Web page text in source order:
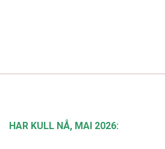
HAR KULL NÅ, MAI 2026: